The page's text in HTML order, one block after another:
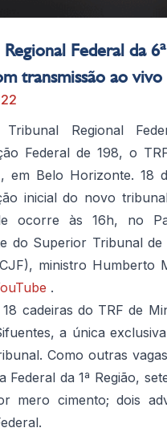
Federal da
transmissão ao vivo
Tribunal Regional
Federal de 198, o
em Belo Horizonte.18
inicial do novo
ocorre às 16h, no
do Superior Tribunal
ministro Humberto
.
cadeiras do TRF de
a única
Como outras
Federal da 1ª Região,
mero cimento;dois